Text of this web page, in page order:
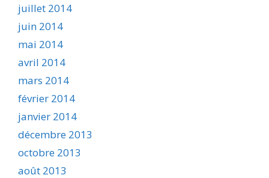
juillet 2014
juin 2014
mai 2014
avril 2014
mars 2014
février 2014
janvier 2014
décembre 2013
octobre 2013
août 2013